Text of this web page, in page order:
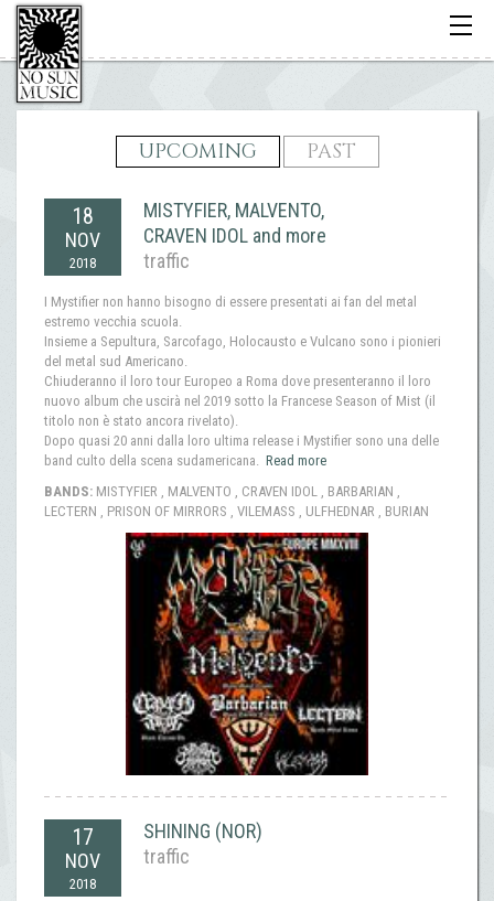
Toggle
UPCOMING PAST
18
NOV
2018
MISTYFIER, MALVENTO,
CRAVEN IDOL and more
traffic
I Mystifier non hanno bisogno di essere presentati ai fan del metal
estremo vecchia scuola.
Insieme a Sepultura, Sarcofago, Holocausto e Vulcano sono i pionieri
del metal sud Americano.
Chiuderanno il loro tour Europeo a Roma dove presenteranno il loro
nuovo album che uscirà nel 2019 sotto la Francese Season of Mist (il
titolo non è stato ancora rivelato).
Dopo quasi 20 anni dalla loro ultima release i Mystifier sono una delle
band culto della scena sudamericana. Read more
BANDS: MISTYFIER , MALVENTO , CRAVEN IDOL , BARBARIAN ,
LECTERN , PRISON OF MIRRORS , VILEMASS , ULFHEDNAR , BURIAN
17
NOV
2018
SHINING (NOR)
traffic